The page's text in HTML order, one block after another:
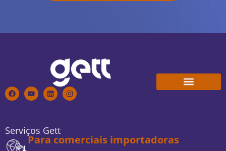
Serviços Gett
Para comerciais importadoras